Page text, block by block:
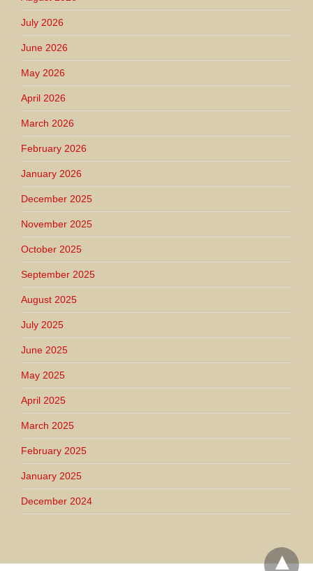
July 2026
June 2026
May 2026
April 2026
March 2026
February 2026
January 2026
December 2025
November 2025
October 2025
September 2025
August 2025
July 2025
June 2025
May 2025
April 2025
March 2025
February 2025
January 2025
December 2024